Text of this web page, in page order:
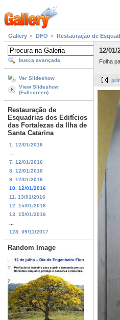
Gallery DFO Restauração de
busca avançada
Ver Slideshow
View Slideshow
(Fullscreen)
Restauração de
Esquadrias dos Edifícios
das Fortalezas da Ilha de
Santa Catarina
1. 12/01/2016
7. 12/01/2016
8. 12/01/2016
9. 12/01/2016
10. 12/01/2016
11. 13/01/2016
12. 15/01/2016
13. 15/01/2016
128. 09/11/2017
Random Image
12/01/
Folha